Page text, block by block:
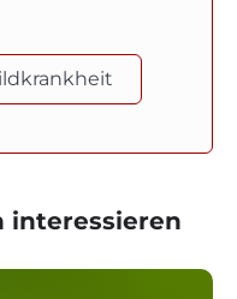
interessieren